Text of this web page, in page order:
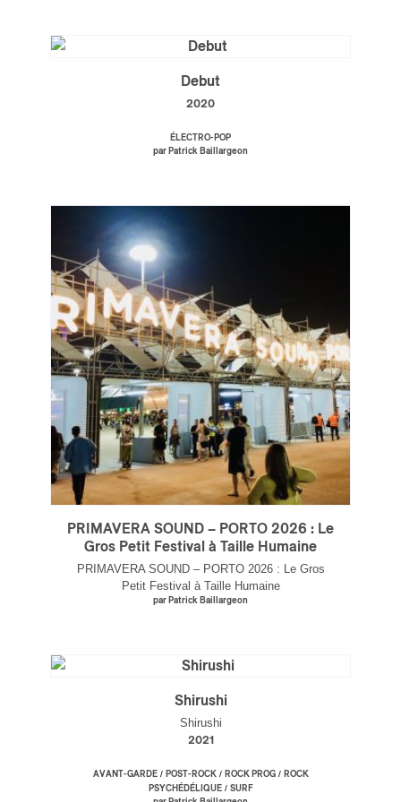
Debut
2020
ÉLECTRO-POP
par Patrick Baillargeon
PRIMAVERA SOUND – PORTO 2026 : Le
Gros Petit Festival à Taille Humaine
PRIMAVERA SOUND – PORTO 2026 : Le Gros
Petit Festival à Taille Humaine
par Patrick Baillargeon
Shirushi
Shirushi
2021
AVANT-GARDE/ POST-ROCK/ ROCK PROG/ ROCK
PSYCHÉDÉLIQUE/ SURF